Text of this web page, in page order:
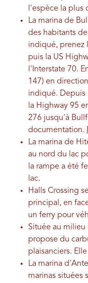
l'espèce la plus
La marina de
des habitants
indiqué, prenez
puis la US
l'Interstate 70.
147) en
indiqué.
la Highway 95
276 jusqu'à
documentation.
La marina de
au nord du lac
la rampe a été
lac.
Halls Crossing
principal, en
un ferry pour
Située au milieu
propose du
plaisanciers.
La marina
marinas situées